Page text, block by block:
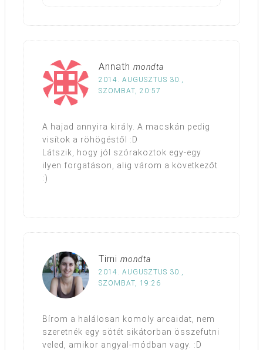
Annath mondta
2014. AUGUSZTUS 30.,
SZOMBAT, 20:57
A hajad annyira király. A macskán pedig
visítok a röhögéstől :D
Látszik, hogy jól szórakoztok egy-egy
ilyen forgatáson, alig várom a következőt
:)
Timi mondta
2014. AUGUSZTUS 30.,
SZOMBAT, 19:26
Bírom a halálosan komoly arcaidat, nem
szeretnék egy sötét sikátorban összefutni
veled, amikor angyal-módban vagy. :D